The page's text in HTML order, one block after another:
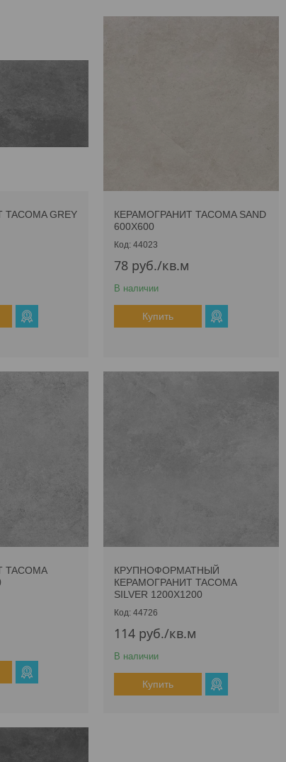
GREY
КЕРАМОГРАНИТ TACOMA SAND
600Х600
44023
78 руб./кв.м
В наличии
Купить
КРУПНОФОРМАТНЫЙ
КЕРАМОГРАНИТ TACOMA
SILVER 1200Х1200
44726
114 руб./кв.м
В наличии
Купить